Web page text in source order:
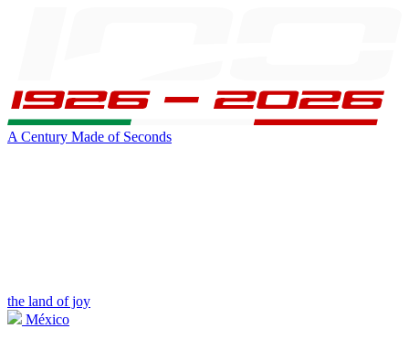
A Century Made of Seconds
the land of joy
México